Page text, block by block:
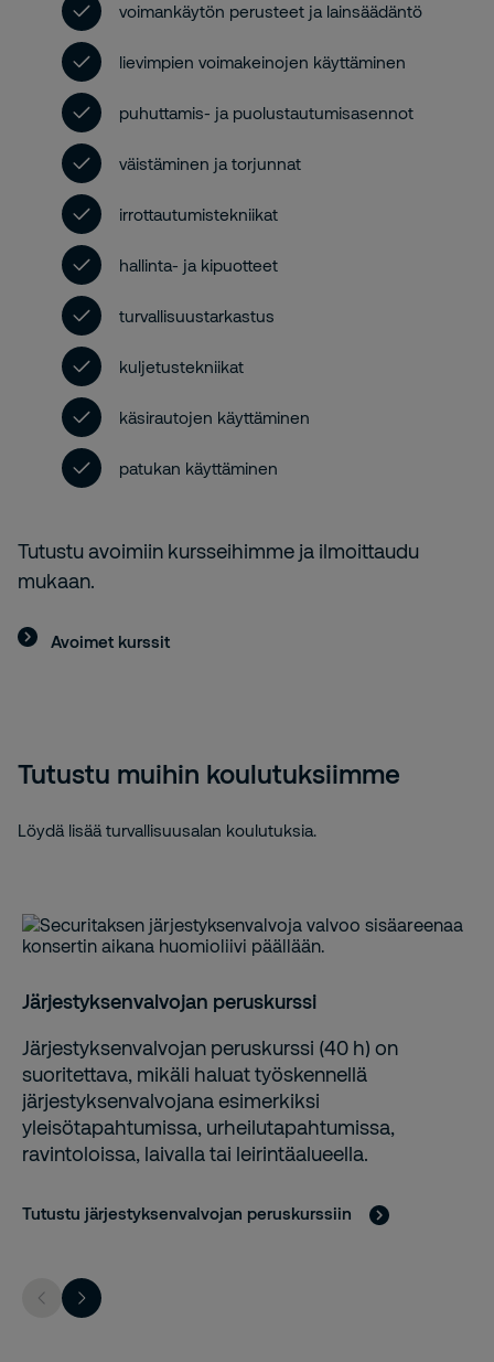
voimankäytön perusteet ja lainsäädäntö
lievimpien voimakeinojen käyttäminen
puhuttamis- ja puolustautumisasennot
väistäminen ja torjunnat
irrottautumistekniikat
hallinta- ja kipuotteet
turvallisuustarkastus
kuljetustekniikat
käsirautojen käyttäminen
patukan käyttäminen
Tutustu avoimiin kursseihimme ja ilmoittaudu
mukaan.
Avoimet kurssit
Tutustu muihin koulutuksiimme
Löydä lisää turvallisuusalan koulutuksia.
Järjestyksenvalvojan peruskurssi
Järjestyksenvalvojan peruskurssi (40 h) on
suoritettava, mikäli haluat työskennellä
järjestyksenvalvojana esimerkiksi
yleisötapahtumissa, urheilutapahtumissa,
ravintoloissa, laivalla tai leirintäalueella.
Tutustu järjestyksenvalvojan peruskurssiin